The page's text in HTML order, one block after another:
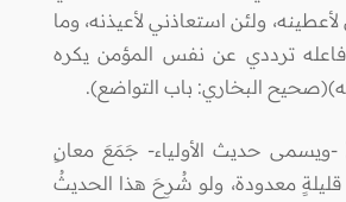
ولئن استعاذني لأعيذنه، وما
ترددي عن نفس المؤمن يكره
البخاري: باب التواضع).
ويسمى حديث الأولياء- جَمَعَ معانٍ
معدودة، ولو شُرِحَ هذا الحديثُ